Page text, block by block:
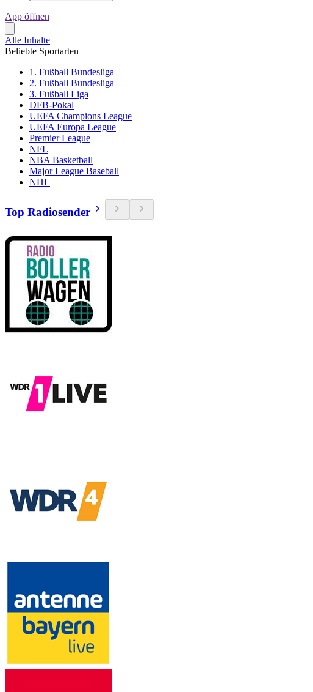
App öffnen
Alle Inhalte
Beliebte Sportarten
1. Fußball Bundesliga
2. Fußball Bundesliga
3. Fußball Liga
DFB-Pokal
UEFA Champions League
UEFA Europa League
Premier League
NFL
NBA Basketball
Major League Baseball
NHL
Top Radiosender